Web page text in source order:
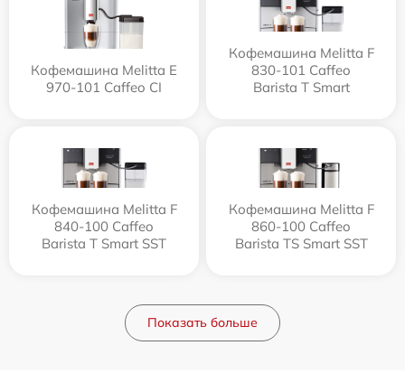
Кофемашина Melitta Е
970-101 Caffeo CI
Кофемашина Melitta F
830-101 Caffeo
Barista T Smart
Кофемашина Melitta F
840-100 Caffeo
Barista T Smart SST
Кофемашина Melitta F
860-100 Caffeo
Barista TS Smart SST
Показать больше